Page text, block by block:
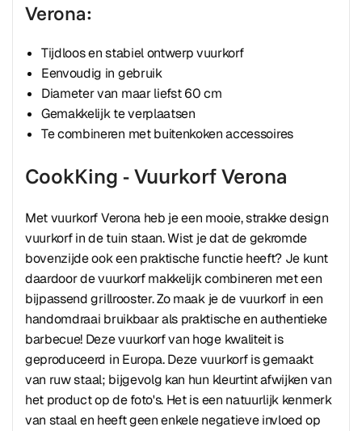
Verona:
Tijdloos en stabiel ontwerp vuurkorf
Eenvoudig in gebruik
Diameter van maar liefst 60 cm
Gemakkelijk te verplaatsen
Te combineren met buitenkoken accessoires
CookKing - Vuurkorf Verona
Met vuurkorf Verona heb je een mooie, strakke design
vuurkorf in de tuin staan. Wist je dat de gekromde
bovenzijde ook een praktische functie heeft? Je kunt
daardoor de vuurkorf makkelijk combineren met een
bijpassend grillrooster. Zo maak je de vuurkorf in een
handomdraai bruikbaar als praktische en authentieke
barbecue! Deze vuurkorf van hoge kwaliteit is
geproduceerd in Europa. Deze vuurkorf is gemaakt
van ruw staal; bijgevolg kan hun kleurtint afwijken van
het product op de foto's. Het is een natuurlijk kenmerk
van staal en heeft geen enkele negatieve invloed op